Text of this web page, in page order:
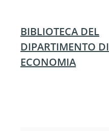
BIBLIOTECA DEL
DIPARTIMENTO DI
ECONOMIA